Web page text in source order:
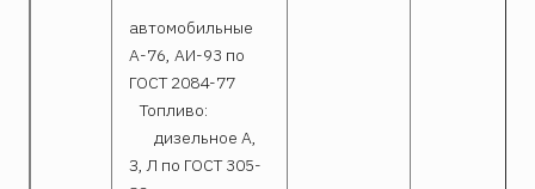
автомобильные
А-76, АИ-93 по
ГОСТ 2084-77
Топливо:
дизельное А,
З, Л по ГОСТ 305-